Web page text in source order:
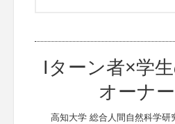
Iターン者×学
オーナ
高知大学 総合人間自然科学研